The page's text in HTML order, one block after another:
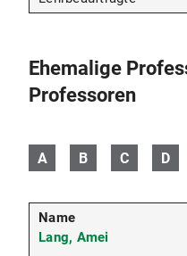
Ehemalige
Professoren
A B C D
Lang, Amei